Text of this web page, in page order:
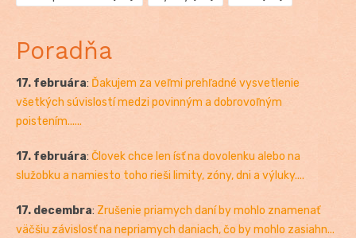
Poradňa
17. februára: Ďakujem za veľmi prehľadné vysvetlenie
všetkých súvislostí medzi povinným a dobrovoľným
poistením......
17. februára: Človek chce len ísť na dovolenku alebo na
služobku a namiesto toho rieši limity, zóny, dni a výluky....
17. decembra: Zrušenie priamych daní by mohlo znamenať
väčšiu závislosť na nepriamych daniach, čo by mohlo zasiahn...